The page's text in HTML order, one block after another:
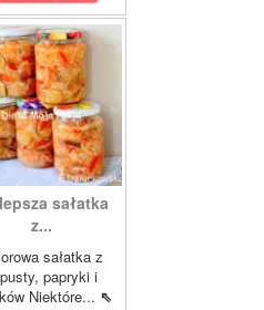
sałatka
z...
sałatka z
papryki i
Niektóre... ⇖